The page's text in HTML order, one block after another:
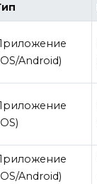
Android)
Android)